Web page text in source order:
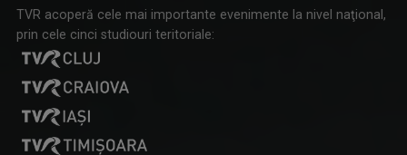
TVR acoperă cele mai importante evenimente la nivel naţional,
prin cele cinci studiouri teritoriale: